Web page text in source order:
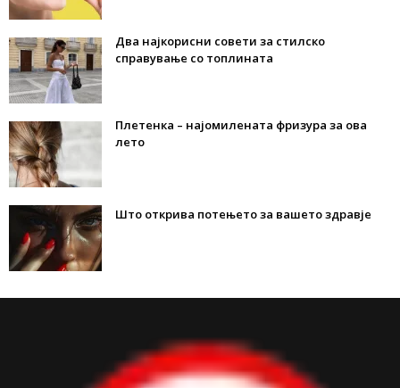
Два најкорисни совети за стилско
справување со топлината
Плетенка – најомилената фризура за ова
лето
Што открива потењето за вашето здравје